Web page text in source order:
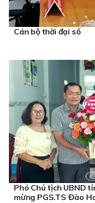
Cán bộ thời đại số
Phó Chủ tịch UBND
mừng PGS.TS Đào